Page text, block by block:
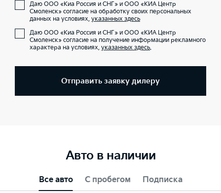
Даю ООО «Киа Россия и СНГ» и ООО «КИА Центр
Смоленск» согласие на обработку своих персональных
данных на условиях, указанных здесь
Даю ООО «Киа Россия и СНГ» и ООО «КИА Центр
Смоленск» согласие на получение информации рекламного
характера на условиях, указанных здесь.
Отправить заявку дилеру
Авто в наличии
Все авто С пробегом Подписка